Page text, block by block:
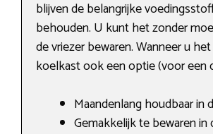
blijven de belangrijke
behouden. U kunt het zonder
de vriezer bewaren. Wanneer u
koelkast ook een optie (voor een
Maandenlang houdbaar in
Gemakkelijk te bewaren in